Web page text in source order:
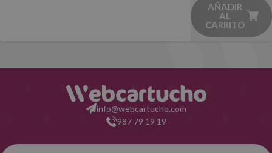
AÑADIR
AL
CARRITO
info@webcartucho.com
987 79 19 19